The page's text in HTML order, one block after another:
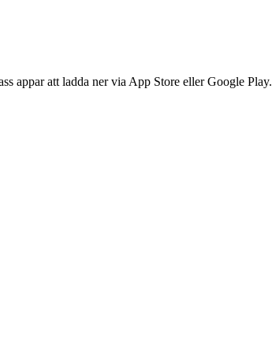
appar att ladda ner via App Store eller Google Play.